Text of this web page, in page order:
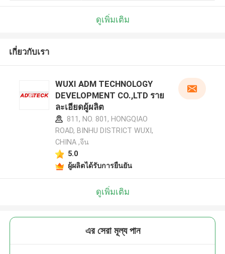
ดูเพิ่มเติม
เกี่ยวกับเรา
WUXI ADM TECHNOLOGY
DEVELOPMENT CO.,LTD ราย
ละเอียดผู้ผลิต
811, NO. 801, HONGQIAO
ROAD, BINHU DISTRICT WUXI,
CHINA ,จีน
5.0
ผู้ผลิตได้รับการยืนยัน
ดูเพิ่มเติม
এর সেরা মূল্য পান